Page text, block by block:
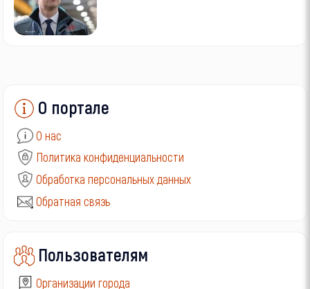
О портале
О нас
Политика конфиденциальности
Обработка персональных данных
Обратная связь
Пользователям
Организации города